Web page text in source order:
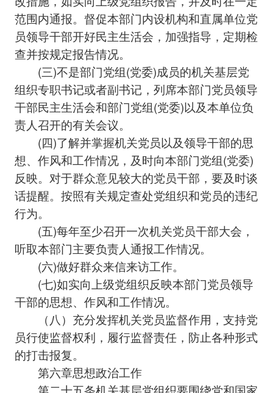
范围内通报。督促本部门内设机构和直属单位党
员领导干部开好民主生活会，加强指导，定期检
查并按规定报告情况。
(三)不是部门党组(党委)成员的机关基层党
组织专职书记或者副书记，列席本部门党员领导
干部民主生活会和部门党组(党委)以及本单位负
责人召开的有关会议。
(四)了解并掌握机关党员以及领导干部的思
想、作风和工作情况，及时向本部门党组(党委)
反映。对于群众意见较大的党员干部，要及时谈
话提醒。按照有关规定查处党组织和党员的违纪
行为。
(五)每年至少召开一次机关党员干部大会，
听取本部门主要负责人通报工作情况。
(六)做好群众来信来访工作。
(七)如实向上级党组织反映本部门党员领导
干部的思想、作风和工作情况。
（八）充分发挥机关党员监督作用，支持党
员行使监督权利，履行监督责任，防止各种形式
的打击报复。
第六章思想政治工作